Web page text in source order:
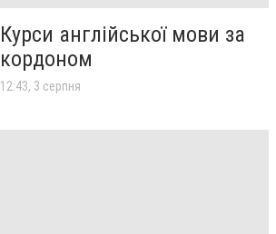
Курси англійської мови за
кордоном
12:43, 3 серпня